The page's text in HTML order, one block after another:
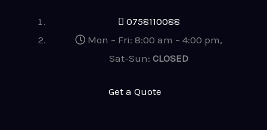
0758110088
Mon – Fri: 8:00 am – 4:00 pm,
Sat-Sun: CLOSED
Get a Quote